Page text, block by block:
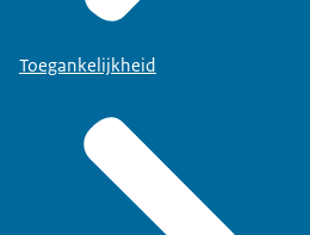
Toegankelijkheid